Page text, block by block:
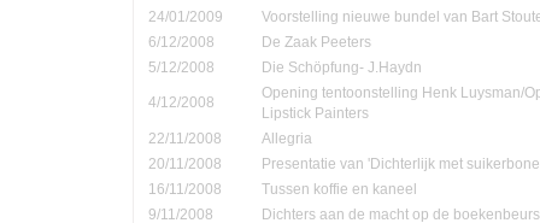
24/01/2009
Voorstelling nieuwe bundel van Bart
6/12/2008
De Zaak Peeters
5/12/2008
Die Schöpfung- J.Haydn
4/12/2008
Opening tentoonstelling Henk Luysman/
Lipstick Painters
22/11/2008
Allegria
20/11/2008
Presentatie van 'Dichterlijk met
16/11/2008
Tussen koffie en kaneel
9/11/2008
Dichters aan de macht op de boekenbeurs